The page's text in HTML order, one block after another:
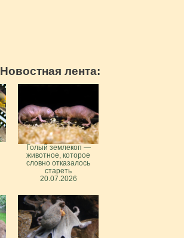
Новостная лента:
Голый землекоп —
животное, которое
словно отказалось
стареть
20.07.2026